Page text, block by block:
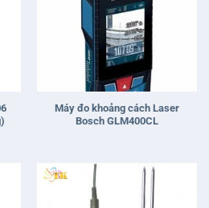
Máy đo khoảng cách Laser
Bosch GLM400CL